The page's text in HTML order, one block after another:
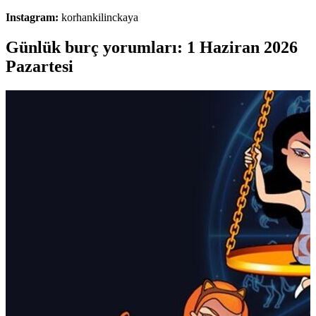
Instagram: korhankilinckaya
Günlük burç yorumları: 1 Haziran 2026
Pazartesi